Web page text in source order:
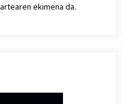
ekimena da.